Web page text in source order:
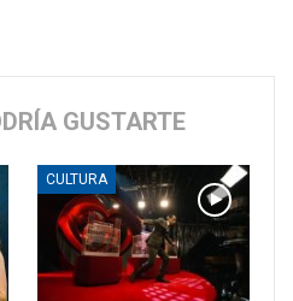
GUSTARTE
CULTURA